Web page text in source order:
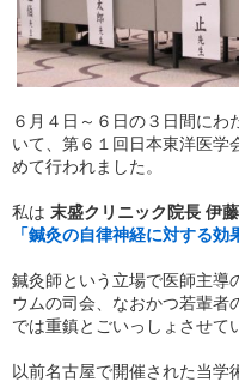
６月４日～６日の３日間にわ
いて、第６１回日本東洋医学
めて行われました。
私は 末盛クリニック院長 伊
「鍼灸の自律神経に対する効
鍼灸師という立場で医師主導
ウムの司会、なおかつ若輩者
では重鎮とごいっしょさせて
以前名古屋で開催された当学